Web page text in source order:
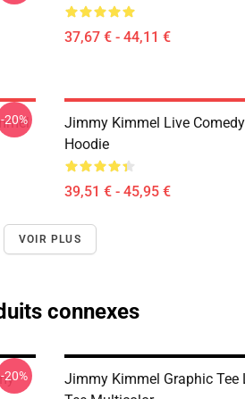
37,67 € - 44,11 €
-20%
Jimmy Kimmel Live
Hoodie
39,51 € - 45,95 €
VOIR PLUS
connexes
-20%
Jimmy Kimmel Graphic Tee